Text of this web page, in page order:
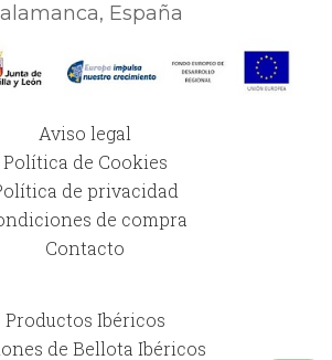
España
Aviso legal
Política de Cookies
de privacidad
de compra
Contacto
Productos Ibéricos
de Bellota Ibéricos